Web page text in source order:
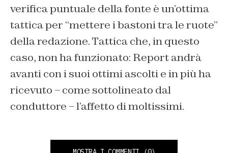
verifica puntuale della fonte è un’ottima
tattica per “mettere i bastoni tra le ruote”
della redazione. Tattica che, in questo
caso, non ha funzionato: Report andrà
avanti con i suoi ottimi ascolti e in più ha
ricevuto – come sottolineato dal
conduttore – l’affetto di moltissimi.